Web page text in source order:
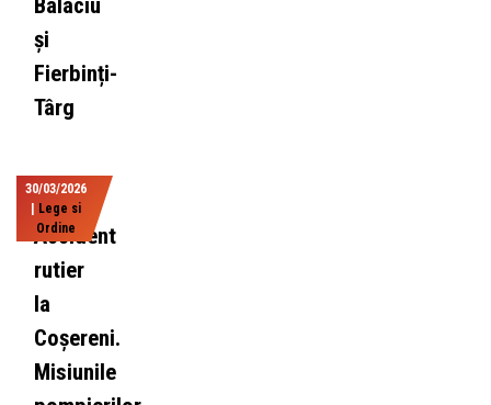
Balaciu
și
Fierbinți-
Târg
30/03/2026
Lege si
Ordine
Accident
rutier
la
Coșereni.
Misiunile